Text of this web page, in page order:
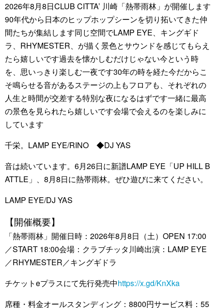
2026年8月8日CLUB CITTA’ 川崎「熱帯雨林」が開催します
90年代から日本のヒップホップシーンを切り拓いてきた仲
間たちが集結します同じ空間でLAMP EYE、キングギド
ラ、RHYMESTER、が描く景色とサウンドを感じてもらえ
たら嬉しいです過去を懐かしむだけじゃない今という時
を、思いっきり楽しむ一夜です30年の時を経た今だからこ
そ鳴らせる音があるステージの上もフロアも、それぞれの
人生と時間が交差する特別な夜になるはずです一緒に最高
の景色を見られたら嬉しいです会場で会えるのを楽しみに
しています
千栄。LAMP EYE/RINO ◆DJ YAS
音は続いています。6月26日に新譜LAMP EYE「UP HILL B
ATTLE」、8月8日に熱帯雨林。ぜひ遊びに来てください。
LAMP EYE/DJ YAS
【開催概要】
「熱帯雨林」開催日時：2026年8月8日（土）OPEN 17:00
／START 18:00会場：クラブチッタ川崎出演：LAMP EYE
／RHYMESTER／キングギドラ
チケットeプラスにて先行発売中https://x.gd/KnXka
席種・料金オールスタンディング：8800円サービス料：55